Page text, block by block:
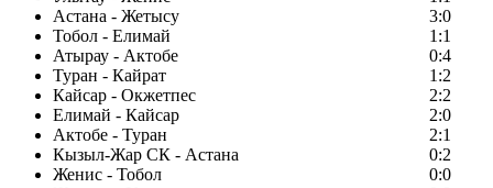
Астана - Жетысу
3:0
Тобол - Елимай
1:1
Атырау - Актобе
0:4
Туран - Кайрат
1:2
Кайсар - Окжетпес
2:2
Елимай - Кайсар
2:0
Актобе - Туран
2:1
Кызыл-Жар СК - Астана
0:2
Женис - Тобол
0:0